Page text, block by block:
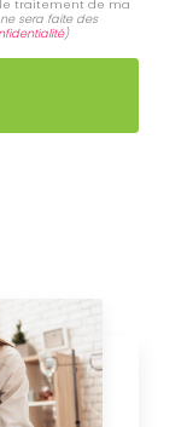
traitement de ma
sera faite des
)